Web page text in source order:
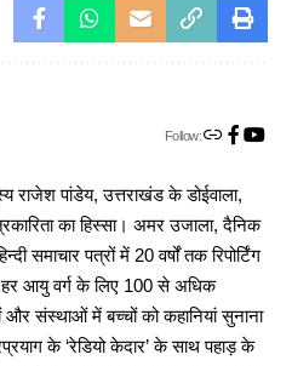
Follow:
पांडेय, उत्तराखंड के डोईवाला,
का हिस्सा। अमर उजाला, दैनिक
समाचार पत्रों में 20 वर्षों तक रिपोर्टिंग
आयु वर्ग के लिए 100 से अधिक
संस्थाओं में बच्चों को कहानियां सुनाना
के ‘रेडियो केदार’ के साथ पहाड़ के